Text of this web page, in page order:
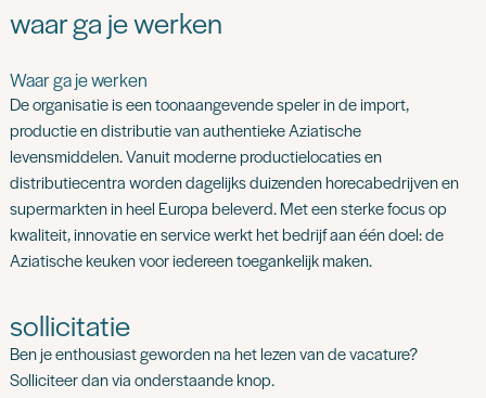
waar ga je werken
Waar ga je werken
De organisatie is een toonaangevende speler in de import,
productie en distributie van authentieke Aziatische
levensmiddelen. Vanuit moderne productielocaties en
distributiecentra worden dagelijks duizenden horecabedrijven en
supermarkten in heel Europa beleverd. Met een sterke focus op
kwaliteit, innovatie en service werkt het bedrijf aan één doel: de
Aziatische keuken voor iedereen toegankelijk maken.
sollicitatie
Ben je enthousiast geworden na het lezen van de vacature?
Solliciteer dan via onderstaande knop.